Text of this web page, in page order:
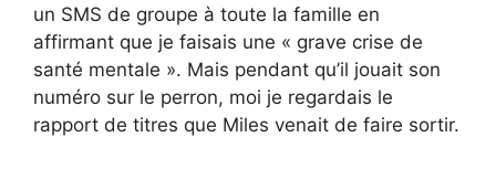
un SMS de groupe à toute la famille en
affirmant que je faisais une « grave crise de
santé mentale ». Mais pendant qu’il jouait son
numéro sur le perron, moi je regardais le
rapport de titres que Miles venait de faire sortir.